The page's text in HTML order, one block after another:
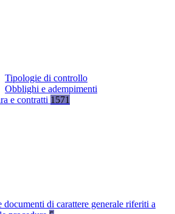
Tipologie di controllo
Obblighi e adempimenti
e contratti 1571
documenti di carattere generale riferiti a